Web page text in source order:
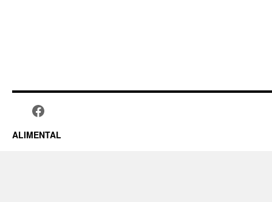
ALIMENTAL